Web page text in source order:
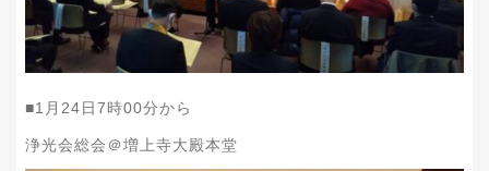
■1月24日7時00分から
浄光会総会＠増上寺大殿本堂